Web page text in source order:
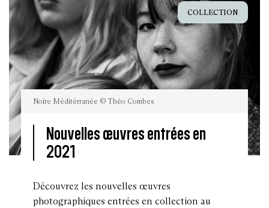
COLLECTION
Noire
Combes
Noire Méditérranée © Théo Combes
Nouvelles œuvres entrées en
2021
Découvrez les nouvelles œuvres
photographiques entrées en collection au